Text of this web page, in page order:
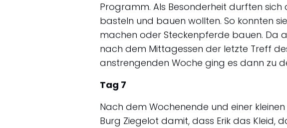
Programm. Als Besonderheit durften
basteln und bauen wollten. So konnten
machen oder Steckenpferde bauen. Da
nach dem Mittagessen der letzte Treff
anstrengenden Woche ging es dann zu
Tag 7
Nach dem Wochenende und einer
Burg Ziegelot damit, dass Erik das Kleid,